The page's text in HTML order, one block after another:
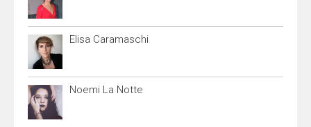
Elisa Caramaschi
Noemi La Notte